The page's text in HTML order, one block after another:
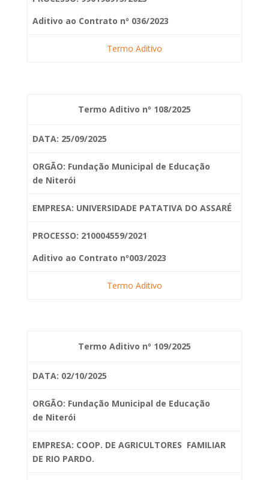
Aditivo ao Contrato nº 036/2023
Termo Aditivo
Termo Aditivo nº 108/2025
DATA: 25/09/2025
ORGÃO: Fundação Municipal de Educação
de Niterói
EMPRESA: UNIVERSIDADE PATATIVA DO ASSARÉ
PROCESSO: 210004559/2021
Aditivo ao Contrato nº003/2023
Termo Aditivo
Termo Aditivo nº 109/2025
DATA: 02/10/2025
ORGÃO: Fundação Municipal de Educação
de Niterói
EMPRESA: COOP. DE AGRICULTORES FAMILIAR
DE RIO PARDO.